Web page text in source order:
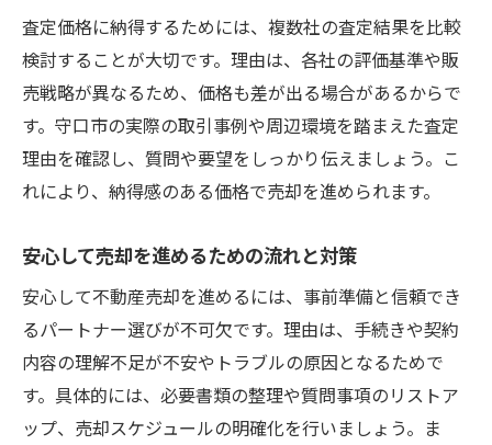
査定価格に納得するためには、複数社の査定結果を比較
検討することが大切です。理由は、各社の評価基準や販
売戦略が異なるため、価格も差が出る場合があるからで
す。守口市の実際の取引事例や周辺環境を踏まえた査定
理由を確認し、質問や要望をしっかり伝えましょう。こ
れにより、納得感のある価格で売却を進められます。
安心して売却を進めるための流れと対策
安心して不動産売却を進めるには、事前準備と信頼でき
るパートナー選びが不可欠です。理由は、手続きや契約
内容の理解不足が不安やトラブルの原因となるためで
す。具体的には、必要書類の整理や質問事項のリストア
ップ、売却スケジュールの明確化を行いましょう。ま